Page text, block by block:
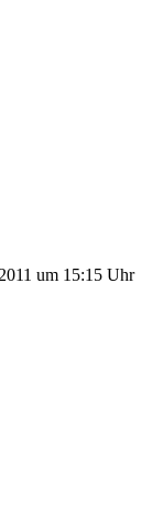
um 15:15 Uhr